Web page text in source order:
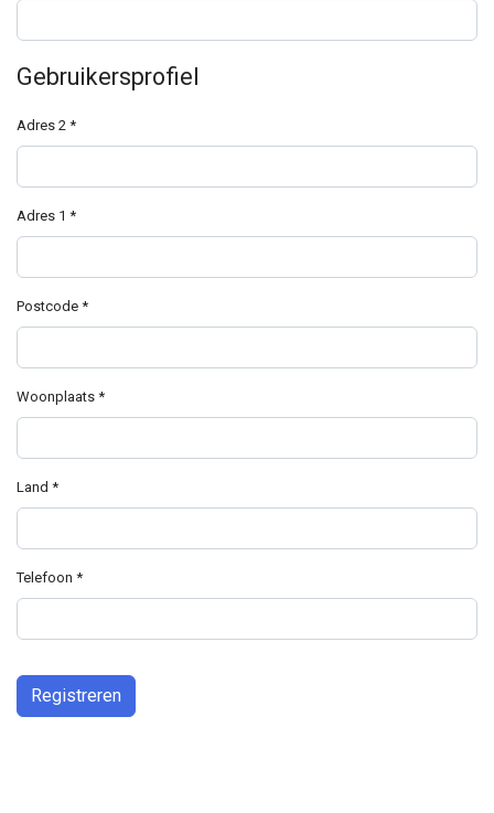
Gebruikersprofiel
Adres 2 *
Adres 1 *
Postcode *
Woonplaats *
Land *
Telefoon *
Registreren